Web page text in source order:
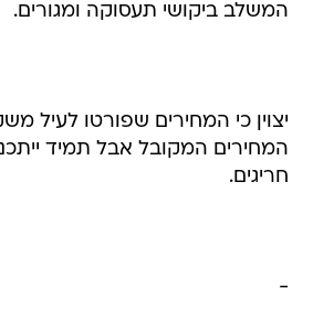
המשלב ביקושי תעסוקה ומגורים.
יצוין כי המחירים שפורטו לעיל
המחירים המקובל אבל תמיד
חריגים.
-